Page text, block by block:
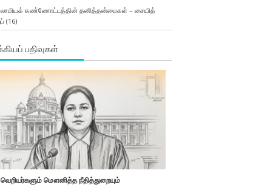
கண்ணோட்டத்தின் தனித்தன்மைகள் – சையித்
(16)
பதிவுகள்
மௌனித்த நீதித்துறையும்